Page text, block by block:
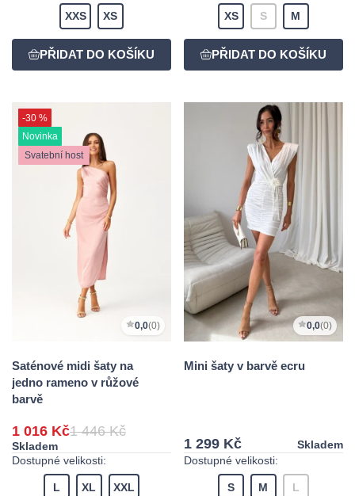
XXS XS XS S M
-30 %
Novinka
Svatební host
0,0(0)
Saténové midi šaty na
jedno rameno v růžové
barvě
1 016 Kč1 446 Kč
Skladem
Dostupné velikosti:
L XL XXL
0,0(0)
Mini šaty v barvě ecru
1 299 Kč
Skladem
Dostupné velikosti:
S M L